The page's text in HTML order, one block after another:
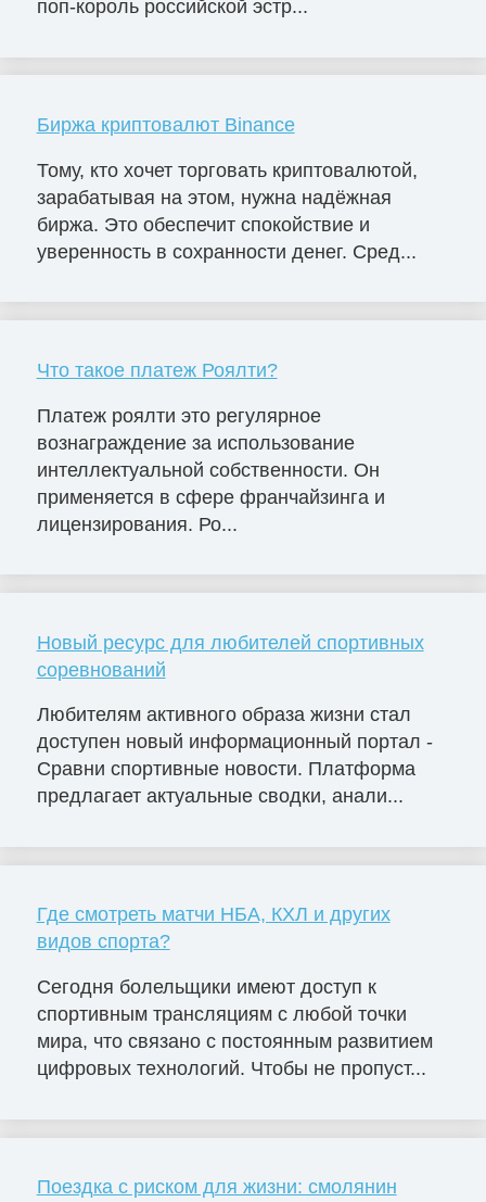
поп-король российской эстр...
Биржа криптовалют Binance
Тому, кто хочет торговать криптовалютой,
зарабатывая на этом, нужна надёжная
биржа. Это обеспечит спокойствие и
уверенность в сохранности денег. Сред...
Что такое платеж Роялти?
Платеж роялти это регулярное
вознаграждение за использование
интеллектуальной собственности. Он
применяется в сфере франчайзинга и
лицензирования. Ро...
Новый ресурс для любителей спортивных
соревнований
Любителям активного образа жизни стал
доступен новый информационный портал -
Сравни спортивные новости. Платформа
предлагает актуальные сводки, анали...
Где смотреть матчи НБА, КХЛ и других
видов спорта?
Сегодня болельщики имеют доступ к
спортивным трансляциям с любой точки
мира, что связано с постоянным развитием
цифровых технологий. Чтобы не пропуст...
Поездка с риском для жизни: смолянин